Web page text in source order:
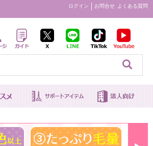
ログイン お問合せ よくある質問
を見る